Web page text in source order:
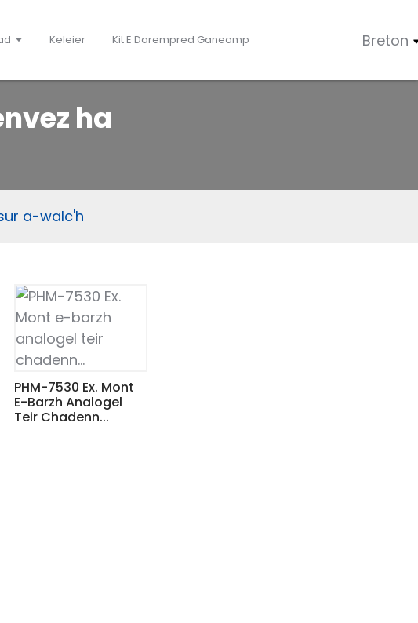
Keleier Kit E Darempred Ganeomp Breton
ha
a-walc'h
PHM-7530 Ex. Mont
E-Barzh Analogel
Teir Chadenn...